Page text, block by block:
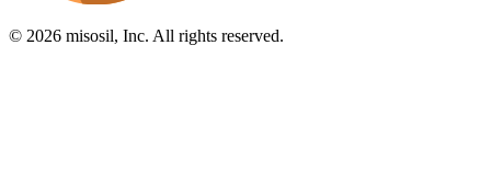
© 2026 misosil, Inc. All rights reserved.